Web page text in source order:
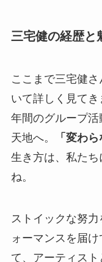
三宅健の経歴と
ここまで三宅健
いて詳しく見て
年間のグループ
天地へ。
「変わ
生き方は、私た
ね。
ストイックな努
ォーマンスを届
て、アーティス